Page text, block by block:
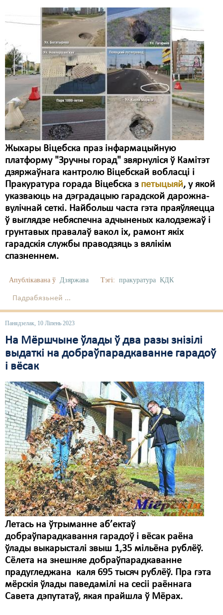
Жыхары Віцебска праз інфармацыйную
платформу "Зручны горад" звярнуліся ў Камітэт
дзяржаўнага кантролю Віцебскай вобласці і
Пракуратура горада Віцебска з петыцыяй, у якой
указваюць на дэградацыю гарадской дарожна-
вулічнай сеткі. Найбольш часта гэта праяўляецца
ў выглядзе небяспечна адчыненых калодзежаў і
грунтавых правалаў вакол іх, рамонт якіх
гарадскія службы праводзяць з вялікім
спазненнем.
Апублікавана ў Дзяржава Тэгі: пракуратура КДК
Падрабязьней ...
Панядзелак, 10 Ліпень 2023
На Мёршчыне ўлады ў два разы знізілі
выдаткі на добраўпарадкаванне гарадоў
і вёсак
Летась на ўтрыманне аб’ектаў
добраўпарадкавання гарадоў і вёсак раёна
ўлады выкарысталі звыш 1,35 мільёна рублёў.
Сёлета на знешняе добраўпарадкаванне
прадугледжана каля 695 тысяч рублёў. Пра гэта
мёрскія ўлады паведамілі на сесіі раённага
Савета дэпутатаў, якая прайшла ў Мёрах.